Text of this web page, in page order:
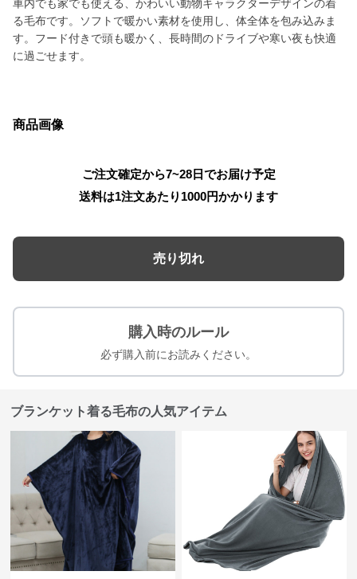
車内でも家でも使える、かわいい動物キャラクターデザインの着
る毛布です。ソフトで暖かい素材を使用し、体全体を包み込みま
す。フード付きで頭も暖かく、長時間のドライブや寒い夜も快適
に過ごせます。
商品画像
ご注文確定から7~28日でお届け予定
送料は1注文あたり 1000円かかります
売り切れ
購入時のルール
必ず購入前にお読みください。
ブランケット着る毛布の人気アイテム